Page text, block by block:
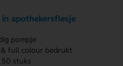
in apothekersflesje
pompje
full colour bedrukt
50 stuks